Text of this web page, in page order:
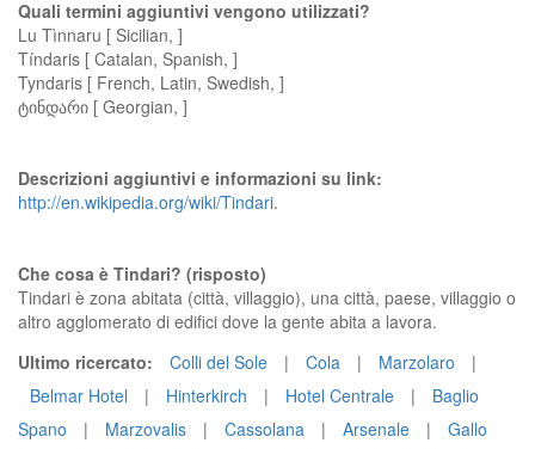
Quali termini aggiuntivi vengono utilizzati?
Lu Tìnnaru [ Sicilian, ]
Tíndaris [ Catalan, Spanish, ]
Tyndaris [ French, Latin, Swedish, ]
ტინდარი [ Georgian, ]
Descrizioni aggiuntivi e informazioni su link:
http://en.wikipedia.org/wiki/Tindari.
Che cosa è Tindari? (risposto)
Tindari è zona abitata (città, villaggio), una città, paese, villaggio o
altro agglomerato di edifici dove la gente abita a lavora.
Ultimo ricercato:
Colli del Sole | Cola | Marzolaro
|
Belmar Hotel
| Hinterkirch | Hotel Centrale |
Baglio
Spano
| Marzovalis | Cassolana | Arsenale |
Gallo